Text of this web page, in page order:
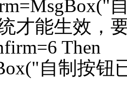
自
才能生效，
Then
自制按钮